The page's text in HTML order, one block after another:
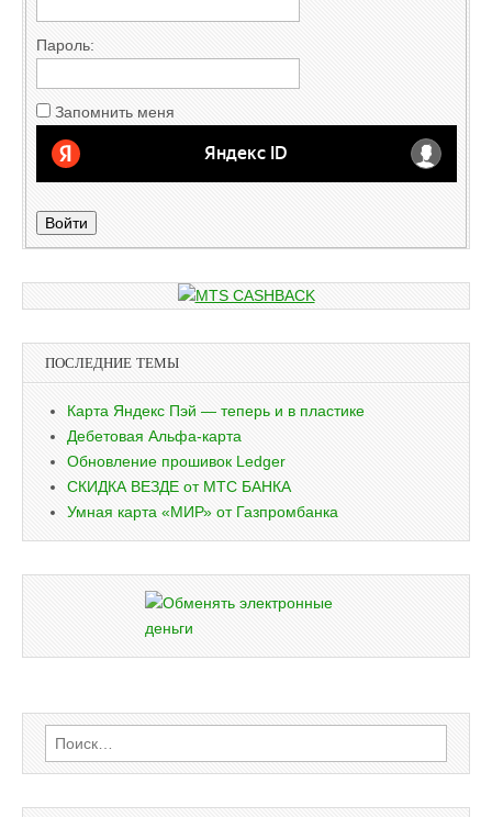
Пароль:
Запомнить меня
Войти
ПОСЛЕДНИЕ ТЕМЫ
Карта Яндекс Пэй — теперь и в пластике
Дебетовая Альфа-карта
Обновление прошивок Ledger
СКИДКА ВЕЗДЕ от МТС БАНКА
Умная карта «МИР» от Газпромбанка
Найти: